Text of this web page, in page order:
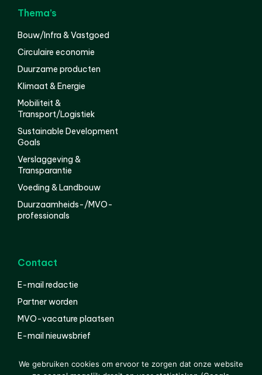
Thema’s
Bouw/Infra & Vastgoed
Circulaire economie
Duurzame producten
Klimaat & Energie
Mobiliteit &
Transport/Logistiek
Sustainable Development
Goals
Verslaggeving &
Transparantie
Voeding & Landbouw
Duurzaamheids-/MVO-
professionals
Contact
E-mail redactie
Partner worden
MVO-vacature plaatsen
E-mail nieuwsbrief
We gebruiken cookies om ervoor te zorgen dat onze website